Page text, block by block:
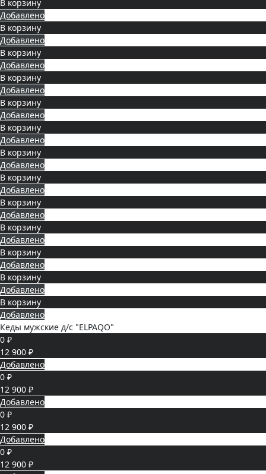
В корзину
Добавлено
В корзину
Добавлено
В корзину
Добавлено
В корзину
Добавлено
В корзину
Добавлено
В корзину
Добавлено
В корзину
Добавлено
В корзину
Добавлено
В корзину
Добавлено
В корзину
Добавлено
В корзину
Добавлено
В корзину
Добавлено
В корзину
Добавлено
Кеды мужские д/с "ELPAQO"
0 ₽
12 900 ₽
Добавлено
0 ₽
12 900 ₽
Добавлено
0 ₽
12 900 ₽
Добавлено
0 ₽
12 900 ₽